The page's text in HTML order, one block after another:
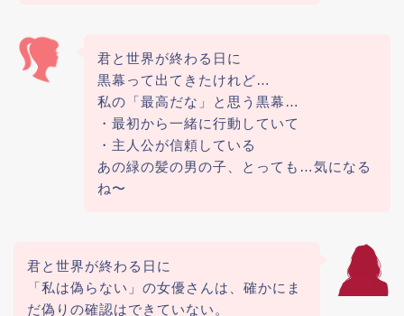
君と世界が終わる日に
黒幕って出てきたけれど…
私の「最高だな」と思う黒幕…
・最初から一緒に行動していて
・主人公が信頼している
あの緑の髪の男の子、とっても…気になる
ね〜
君と世界が終わる日に
「私は偽らない」の女優さんは、確かにま
だ偽りの確認はできていない。